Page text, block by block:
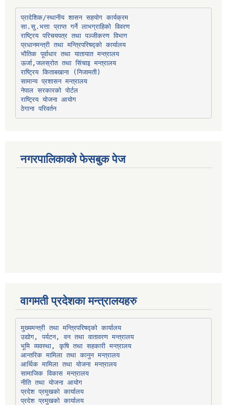
प्रादेशिक/स्थानीय शासन सहयोग कार्यक्रम
सा.सु.भत्ता प्राप्त गर्ने लाभग्राहिको विवरण
राष्ट्रिय परिचयपत्र तथा पञ्‍जीकरण विभाग
प्रधानमन्त्री तथा मन्त्रिपरिषद्को कार्यालय
भौतिक पूर्वाधार तथा यातायात मन्त्रालय
ऊर्जा,जलस्रोत तथा सिंचाइ मन्त्रालय
सामान्य प्रशासन मन्त्रालय
नेपाल सरकारको पोर्टल
राष्ट्रिय योजना आयोग
ठेगाना परिवर्तन
नगरपालिकाको फेसबुक पेज
वागमती प्रदेशका मन्त्रालयहरु
मुख्यमन्त्री तथा मन्त्रिपरिषद्को कार्यालय
उद्योग, पर्यटन, वन तथा वातावरण मन्त्रालय
भूमि व्यवस्था, कृषि तथा सहकारी मन्त्रालय
आन्तरिक मामिला तथा कानुन मन्त्रालय
आर्थिक मामिला तथा योजना मन्त्रालय
सामाजिक विकास मन्त्रालय
नीति तथा योजना आयोग
प्रदेश प्रमुखको कार्यालय
प्रदेश प्रमुखको कार्यालय